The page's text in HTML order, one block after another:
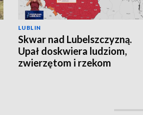
LUBLIN
Skwar nad Lubelszczyzną.
Upał doskwiera ludziom,
zwierzętom i rzekom